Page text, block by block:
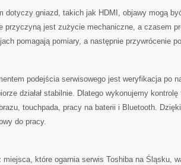
dotyczy gniazd, takich jak HDMI, objawy mogą
przyczyną jest zużycie mechaniczne, a czasem
pomagają pomiary, a następnie przywrócenie
podejścia serwisowego jest weryfikacja po
działał stabilnie. Dlatego wykonujemy
touchpada, pracy na baterii i Bluetooth.
do pracy.
które ogarnia serwis Toshiba na Śląsku,